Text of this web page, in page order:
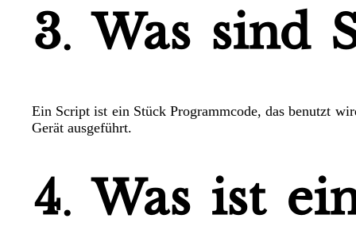
3. Was sind
Ein Script ist ein Stück Programmcode, das benutzt
Gerät ausgeführt.
4. Was ist